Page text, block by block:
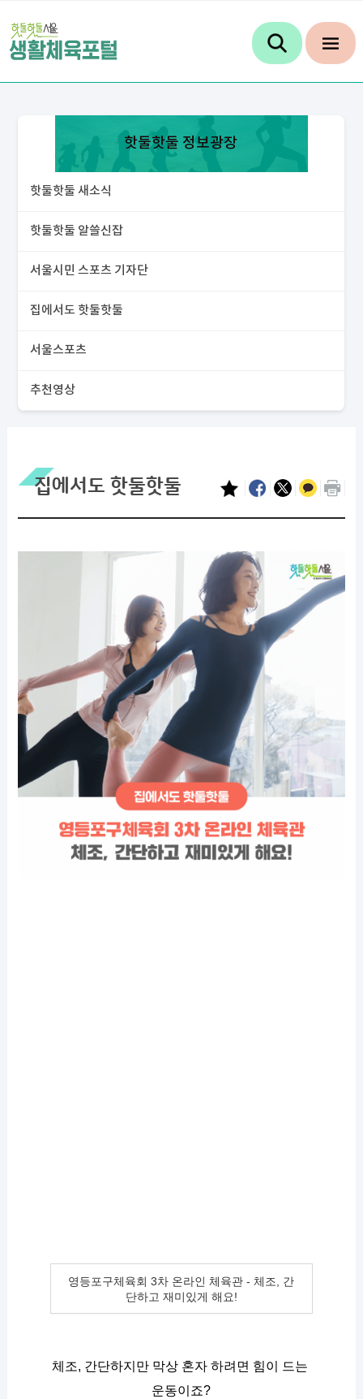
핫둘핫둘 정보광장
핫둘핫둘 새소식
핫둘핫둘 알쓸신잡
서울시민 스포츠 기자단
집에서도 핫둘핫둘
서울스포츠
추천영상
집에서도 핫둘핫둘
영등포구체육회 3차 온라인 체육관 - 체조, 간
단하고 재미있게 해요!
체조, 간단하지만 막상 혼자 하려면 힘이 드는
운동이죠?